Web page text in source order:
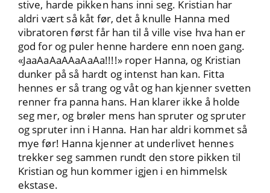
stive, harde pikken hans inni seg. Kristian har
aldri vært så kåt før, det å knulle Hanna med
vibratoren først får han til å ville vise hva han er
god for og puler henne hardere enn noen gang.
«JaaAaAaAAaAaAa!!!!» roper Hanna, og Kristian
dunker på så hardt og intenst han kan. Fitta
hennes er så trang og våt og han kjenner svetten
renner fra panna hans. Han klarer ikke å holde
seg mer, og brøler mens han spruter og spruter
og spruter inn i Hanna. Han har aldri kommet så
mye før! Hanna kjenner at underlivet hennes
trekker seg sammen rundt den store pikken til
Kristian og hun kommer igjen i en himmelsk
ekstase.